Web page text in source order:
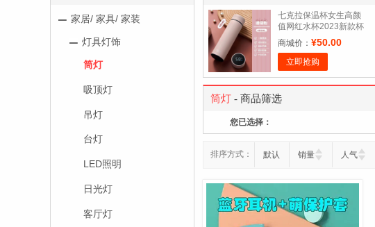
家居/ 家具/ 家装
灯具灯饰
筒灯
吸顶灯
吊灯
台灯
LED照明
日光灯
客厅灯
七克拉保温杯女生高颜
值网红水杯2023新款杯
子 桑葚黑
商城价： ¥50.00
立即抢购
筒灯 - 商品筛选
您已选择：
排序方式： 默认 销量 人气